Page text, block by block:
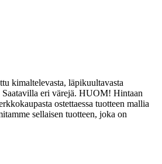
kimaltelevasta, läpikuultavasta
eri värejä. HUOM! Hintaan
ostettaessa tuotteen mallia
sellaisen tuotteen, joka on